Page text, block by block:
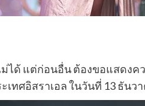
ได้ แต่ก่อนอื่น ต้องขอแสดงค
ทศอิสราเอล ในวันที่ 13 ธันว